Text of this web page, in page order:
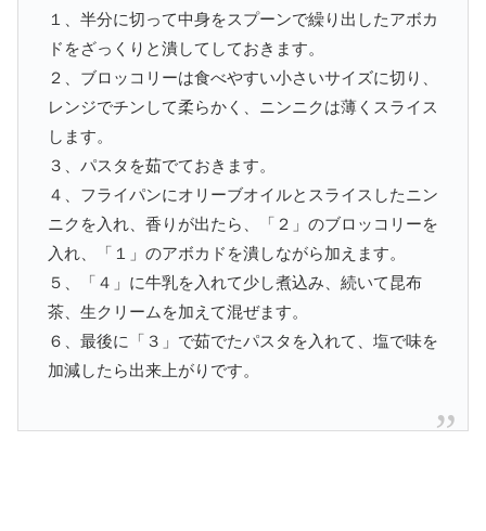
１、半分に切って中身をスプーンで繰り出したアボカ
ドをざっくりと潰してしておきます。
２、ブロッコリーは食べやすい小さいサイズに切り、
レンジでチンして柔らかく、ニンニクは薄くスライス
します。
３、パスタを茹でておきます。
４、フライパンにオリーブオイルとスライスしたニン
ニクを入れ、香りが出たら、「２」のブロッコリーを
入れ、「１」のアボカドを潰しながら加えます。
５、「４」に牛乳を入れて少し煮込み、続いて昆布
茶、生クリームを加えて混ぜます。
６、最後に「３」で茹でたパスタを入れて、塩で味を
加減したら出来上がりです。